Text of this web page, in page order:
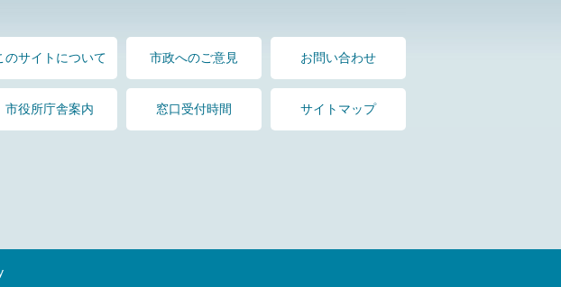
のサイトについて 市政へのご意見 お問い合わせ
市役所庁舎案内 窓口受付時間 サイトマップ